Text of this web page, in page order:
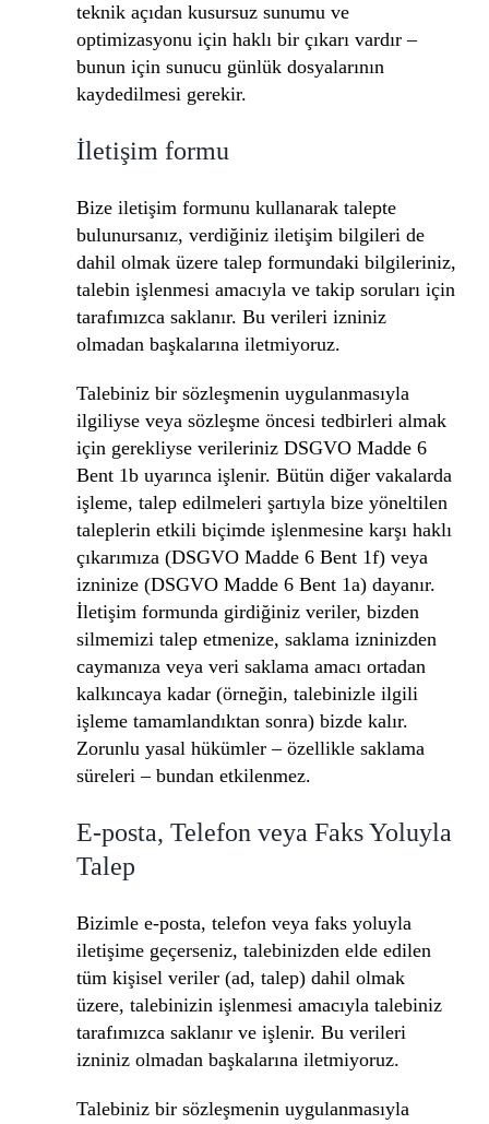
teknik açıdan kusursuz sunumu ve
optimizasyonu için haklı bir çıkarı vardır –
bunun için sunucu günlük dosyalarının
kaydedilmesi gerekir.
İletişim formu
Bize iletişim formunu kullanarak talepte
bulunursanız, verdiğiniz iletişim bilgileri de
dahil olmak üzere talep formundaki bilgileriniz,
talebin işlenmesi amacıyla ve takip soruları için
tarafımızca saklanır. Bu verileri izniniz
olmadan başkalarına iletmiyoruz.
Talebiniz bir sözleşmenin uygulanmasıyla
ilgiliyse veya sözleşme öncesi tedbirleri almak
için gerekliyse verileriniz DSGVO Madde 6
Bent 1b uyarınca işlenir. Bütün diğer vakalarda
işleme, talep edilmeleri şartıyla bize yöneltilen
taleplerin etkili biçimde işlenmesine karşı haklı
çıkarımıza (DSGVO Madde 6 Bent 1f) veya
izninize (DSGVO Madde 6 Bent 1a) dayanır.
İletişim formunda girdiğiniz veriler, bizden
silmemizi talep etmenize, saklama izninizden
caymanıza veya veri saklama amacı ortadan
kalkıncaya kadar (örneğin, talebinizle ilgili
işleme tamamlandıktan sonra) bizde kalır.
Zorunlu yasal hükümler – özellikle saklama
süreleri – bundan etkilenmez.
E-posta, Telefon veya Faks Yoluyla
Talep
Bizimle e-posta, telefon veya faks yoluyla
iletişime geçerseniz, talebinizden elde edilen
tüm kişisel veriler (ad, talep) dahil olmak
üzere, talebinizin işlenmesi amacıyla talebiniz
tarafımızca saklanır ve işlenir. Bu verileri
izniniz olmadan başkalarına iletmiyoruz.
Talebiniz bir sözleşmenin uygulanmasıyla